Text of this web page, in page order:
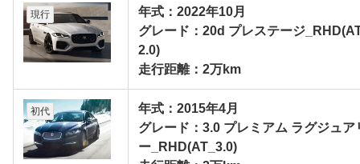
現行
年式：2022年10月
グレード：20d プレステージ
2.0)
走行距離：2万km
初代
年式：2015年4月
グレード：3.0 プレミアム ラグジュア
ー_RHD(AT_3.0)